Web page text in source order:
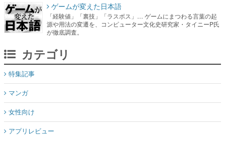
ゲームが変えた日本語
「経験値」「裏技」「ラスボス」… ゲームにまつわる言葉の起
源や用法の変遷を、コンピューター文化史研究家・タイニーP氏
が徹底調査。
カテゴリ
特集記事
マンガ
女性向け
アプリレビュー